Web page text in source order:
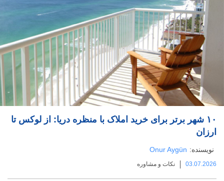
۱۰ شهر برتر برای خرید املاک با منظره دریا: از لوکس تا
ارزان
نویسنده: Onur Aygün
03.07.2026 نکات و مشاوره